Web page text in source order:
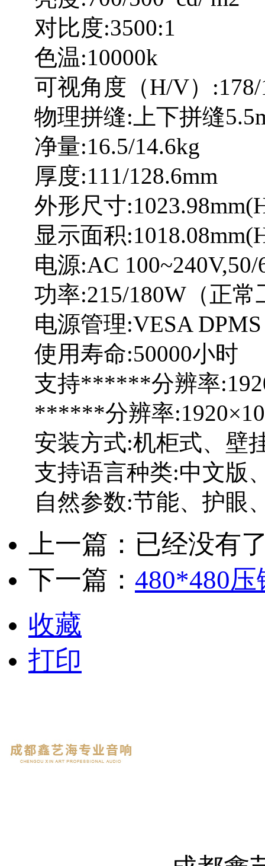
对比度:3500:1
色温:10000k
可视角度（H/V）:178/
物理拼缝:上下拼缝
净量:16.5/14.6kg
厚度:111/128.6mm
外形尺寸
显示面积
电源:AC
功率:215/180W（正
电源管理:VESA DPMS
使用寿命:50000小时
支持******分辨率
******分辨率
安装方式:机柜式、壁
支持语言种类:中文版
自然参数:节能、护眼
上一篇：已经没有
下一篇： 480*480压
收藏
打印